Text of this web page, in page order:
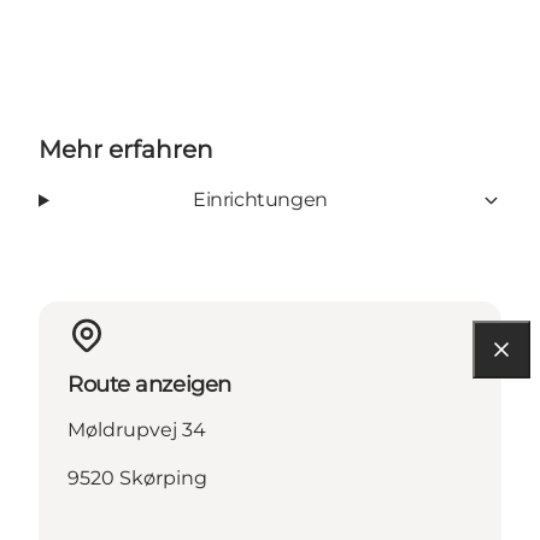
Mehr erfahren
Einrichtungen
Route anzeigen
Møldrupvej 34
9520 Skørping